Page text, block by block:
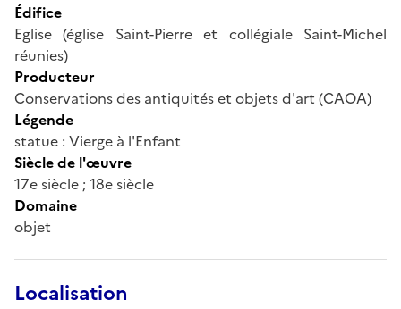
Édifice
Eglise (église Saint-Pierre et collégiale Saint-Michel
réunies)
Producteur
Conservations des antiquités et objets d'art (CAOA)
Légende
statue : Vierge à l'Enfant
Siècle de l'œuvre
17e siècle ; 18e siècle
Domaine
objet
Localisation